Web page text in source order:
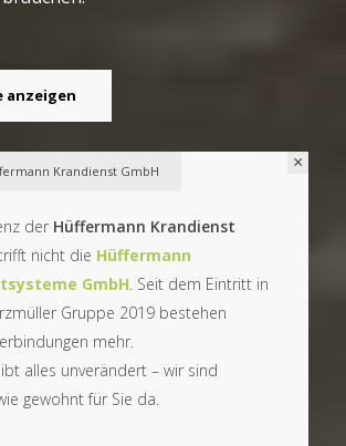
anzeigen
Krandienst GmbH
der Hüffermann Krandienst
nicht die Hüffermann
GmbH. Seit dem Eintritt in
Gruppe 2019 bestehen
mehr.
alles unverändert – wir sind
gewohnt für Sie da.
×